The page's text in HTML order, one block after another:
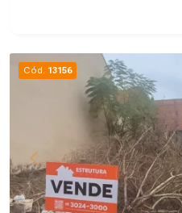
residencial quanto comercial. Uma
oportunidade para
em uma localização
Cód. 13156